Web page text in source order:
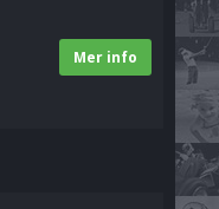
Mer info